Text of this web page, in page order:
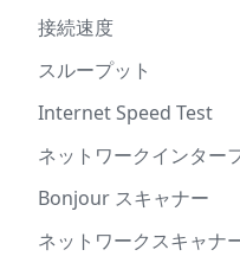
接続速度
スループット
Internet Speed Test
ネットワークインター
Bonjour スキャナー
ネットワークスキャナ